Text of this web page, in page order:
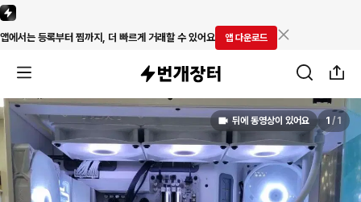
앱에서는 등록부터 찜까지, 더 빠르게 거래할 수 있어요 앱 다운로드
뒤에 동영상이 있어요 1 / 1